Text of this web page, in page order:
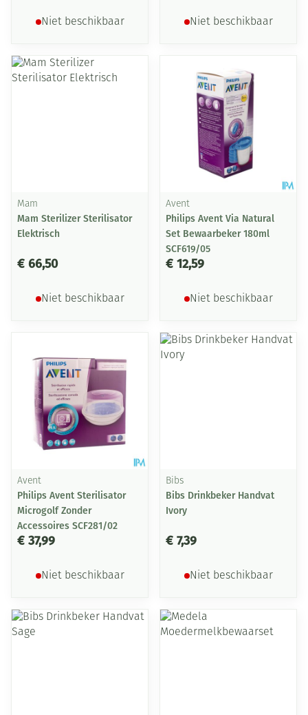
Niet beschikbaar Niet beschikbaar
Mam
Mam Sterilizer Sterilisator
Elektrisch
€ 66,50
Niet beschikbaar
Avent
Philips Avent Via Natural
Set Bewaarbeker 180ml
SCF619/05
€ 12,59
Niet beschikbaar
Avent
Philips Avent Sterilisator
Microgolf Zonder
Accessoires SCF281/02
€ 37,99
Niet beschikbaar
Bibs
Bibs Drinkbeker Handvat
Ivory
€ 7,39
Niet beschikbaar